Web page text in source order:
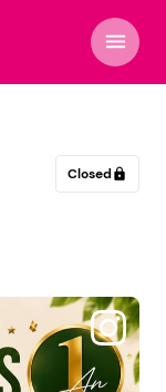
menu
Closed lock